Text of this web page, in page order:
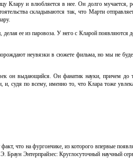
Клару и влюбляется в нее. Он долго мучается,
складываются так, что Марти
ее из паровоза. У него с Кларой появляются
неувязки в сюжете фильма, но мы не
он выдающийся. Он фанатик науки, причем до
и, судя по всему, именно то, что Клара тоже
что на фургончике, из которого впервые
Энтерпрайзес: Круглосуточный научный